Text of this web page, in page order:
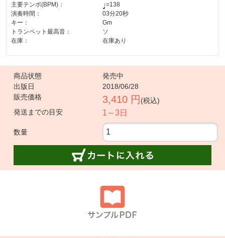
主要テンポ(BPM)：
=138
演奏時間：
03分20秒
キー：
Gm
トランペット最高音：
ソ
在庫：
在庫あり
商品状態
発売中
出版日
2018/06/28
販売価格
3,410 円 (税込)
発送までの目安
1～3日
数量